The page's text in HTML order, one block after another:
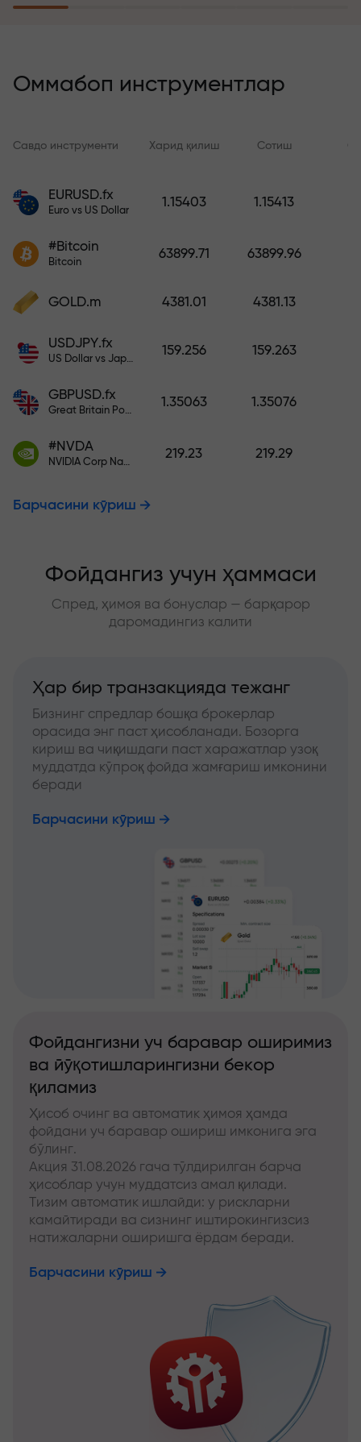
саёҳатга эга бўлади
йўқотишларингизни қоплайди ва
6 ой ичида фойдани уч баравар
капиталингиз ҳимояланган!
Ҳисобни тўлдиринг ва
катта бонус олинг. X1000 хато
эмас. Депозит қанча катта
Оммабоп инструментлар
Савдо инструменти Харид қилиш Сотиш
EURUSD.fx
Euro vs US Dollar
1.15403 1.15413
#Bitcoin
Bitcoin
63899.71 63899.96
GOLD.m 4381.01 4381.13
USDJPY.fx
US Dollar vs Japanese Yen
159.256 159.263
GBPUSD.fx
Great Britain Pound vs US Dollar
1.35063 1.35076
#NVDA
NVIDIA Corp Nasdaq Stock Exchange (Nasdaq) USD
219.23 219.29
Барчасини кўриш
Фойдангиз учун ҳаммаси
Спред, ҳимоя ва бонуслар — барқарор
даромадингиз калити
Ҳар бир транзакцияда тежанг
Бизнинг спредлар бошқа брокерлар
орасида энг паст ҳисобланади. Бозорга
кириш ва чиқишдаги паст харажатлар узоқ
муддатда кўпроқ фойда жамғариш имконини
беради
Барчасини кўриш
Фойдангизни уч баравар оширимиз
ва йўқотишларингизни бекор
қиламиз
Ҳисоб очинг ва автоматик ҳимоя ҳамда
фойдани уч баравар ошириш имконига эга
бўлинг.
Акция 31.08.2026 гача тўлдирилган барча
ҳисоблар учун муддатсиз амал қилади.
Тизим автоматик ишлайди: у рискларни
камайтиради ва сизнинг иштирокингизсиз
натижаларни оширишга ёрдам беради.
Барчасини кўриш